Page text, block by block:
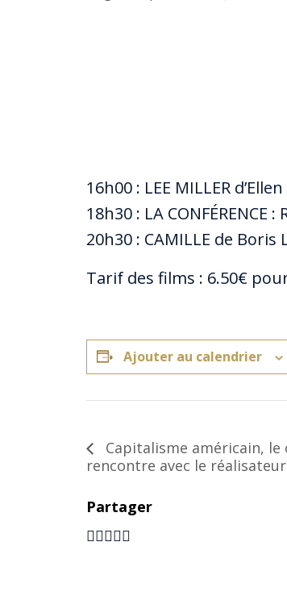
16h00 : LEE MILLER
18h30 : LA
20h30 : CAMILLE de Boris
Tarif des films : 6.50€
Ajouter au calendrier
Capitalisme américain, le
rencontre avec le
Partager